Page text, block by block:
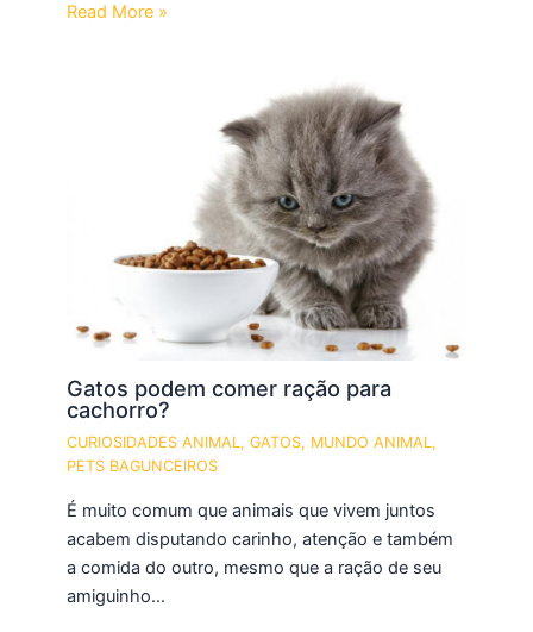
Read More »
Gatos podem comer ração para
cachorro?
CURIOSIDADES ANIMAL,GATOS, MUNDO ANIMAL,
PETS BAGUNCEIROS
É muito comum que animais que vivem juntos
acabem disputando carinho, atenção e também
a comida do outro, mesmo que a ração de seu
amiguinho…